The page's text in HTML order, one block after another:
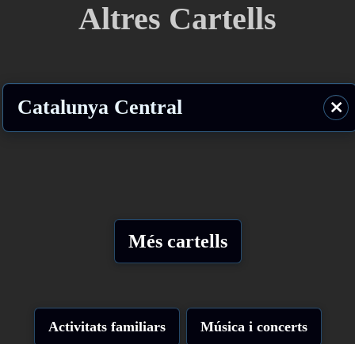
Altres Cartells
Catalunya Central ⨯
Més cartells
Activitats familiars Música i concerts